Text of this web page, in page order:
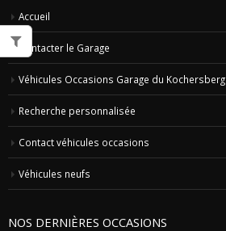
Accueil
Contacter le Garage
Véhicules Occasions Garage du Kochersberg
Recherche personnalisée
Contact véhicules occasions
Véhicules neufs
NOS DERNIÈRES OCCASIONS